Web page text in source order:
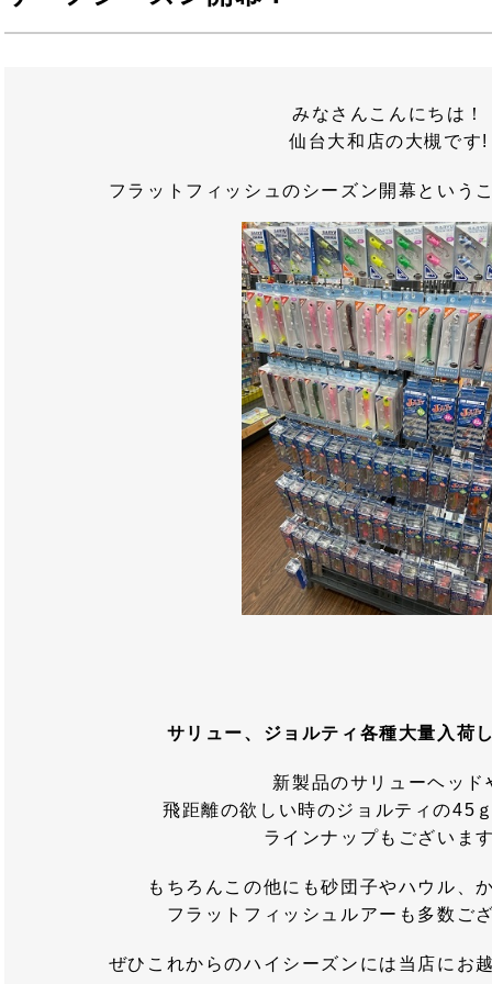
みなさんこんにちは！
仙台大和店の大槻です!
フラットフィッシュのシーズン開幕という
サリュー、ジョルティ各種大量入荷
新製品のサリューヘッド
飛距離の欲しい時のジョルティの45
ラインナップもございま
もちろんこの他にも砂団子やハウル、
フラットフィッシュルアーも多数ご
ぜひこれからのハイシーズンには当店にお